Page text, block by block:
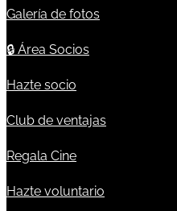
Galería de fotos
🔒 Área Socios
Hazte socio
Club de ventajas
Regala Cine
Hazte voluntario